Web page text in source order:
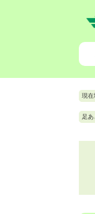
頭
飛
現在
足あ